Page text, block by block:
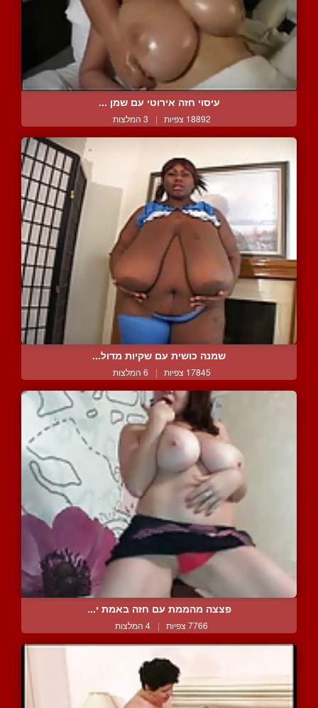
עיסוי חזה אירוטי עם שמן ...
18892 צפיות | 3 המלצות
שמנה כושית עם שקיות מדול...
17845 צפיות | 6 המלצות
פצצה מהממת עם חזה באמת י...
7766 צפיות | 4 המלצות